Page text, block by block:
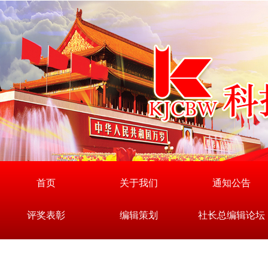
首页 关于我们 通知公告
评奖表彰 编辑策划 社长总编辑论坛